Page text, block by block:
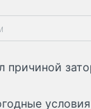
причиной